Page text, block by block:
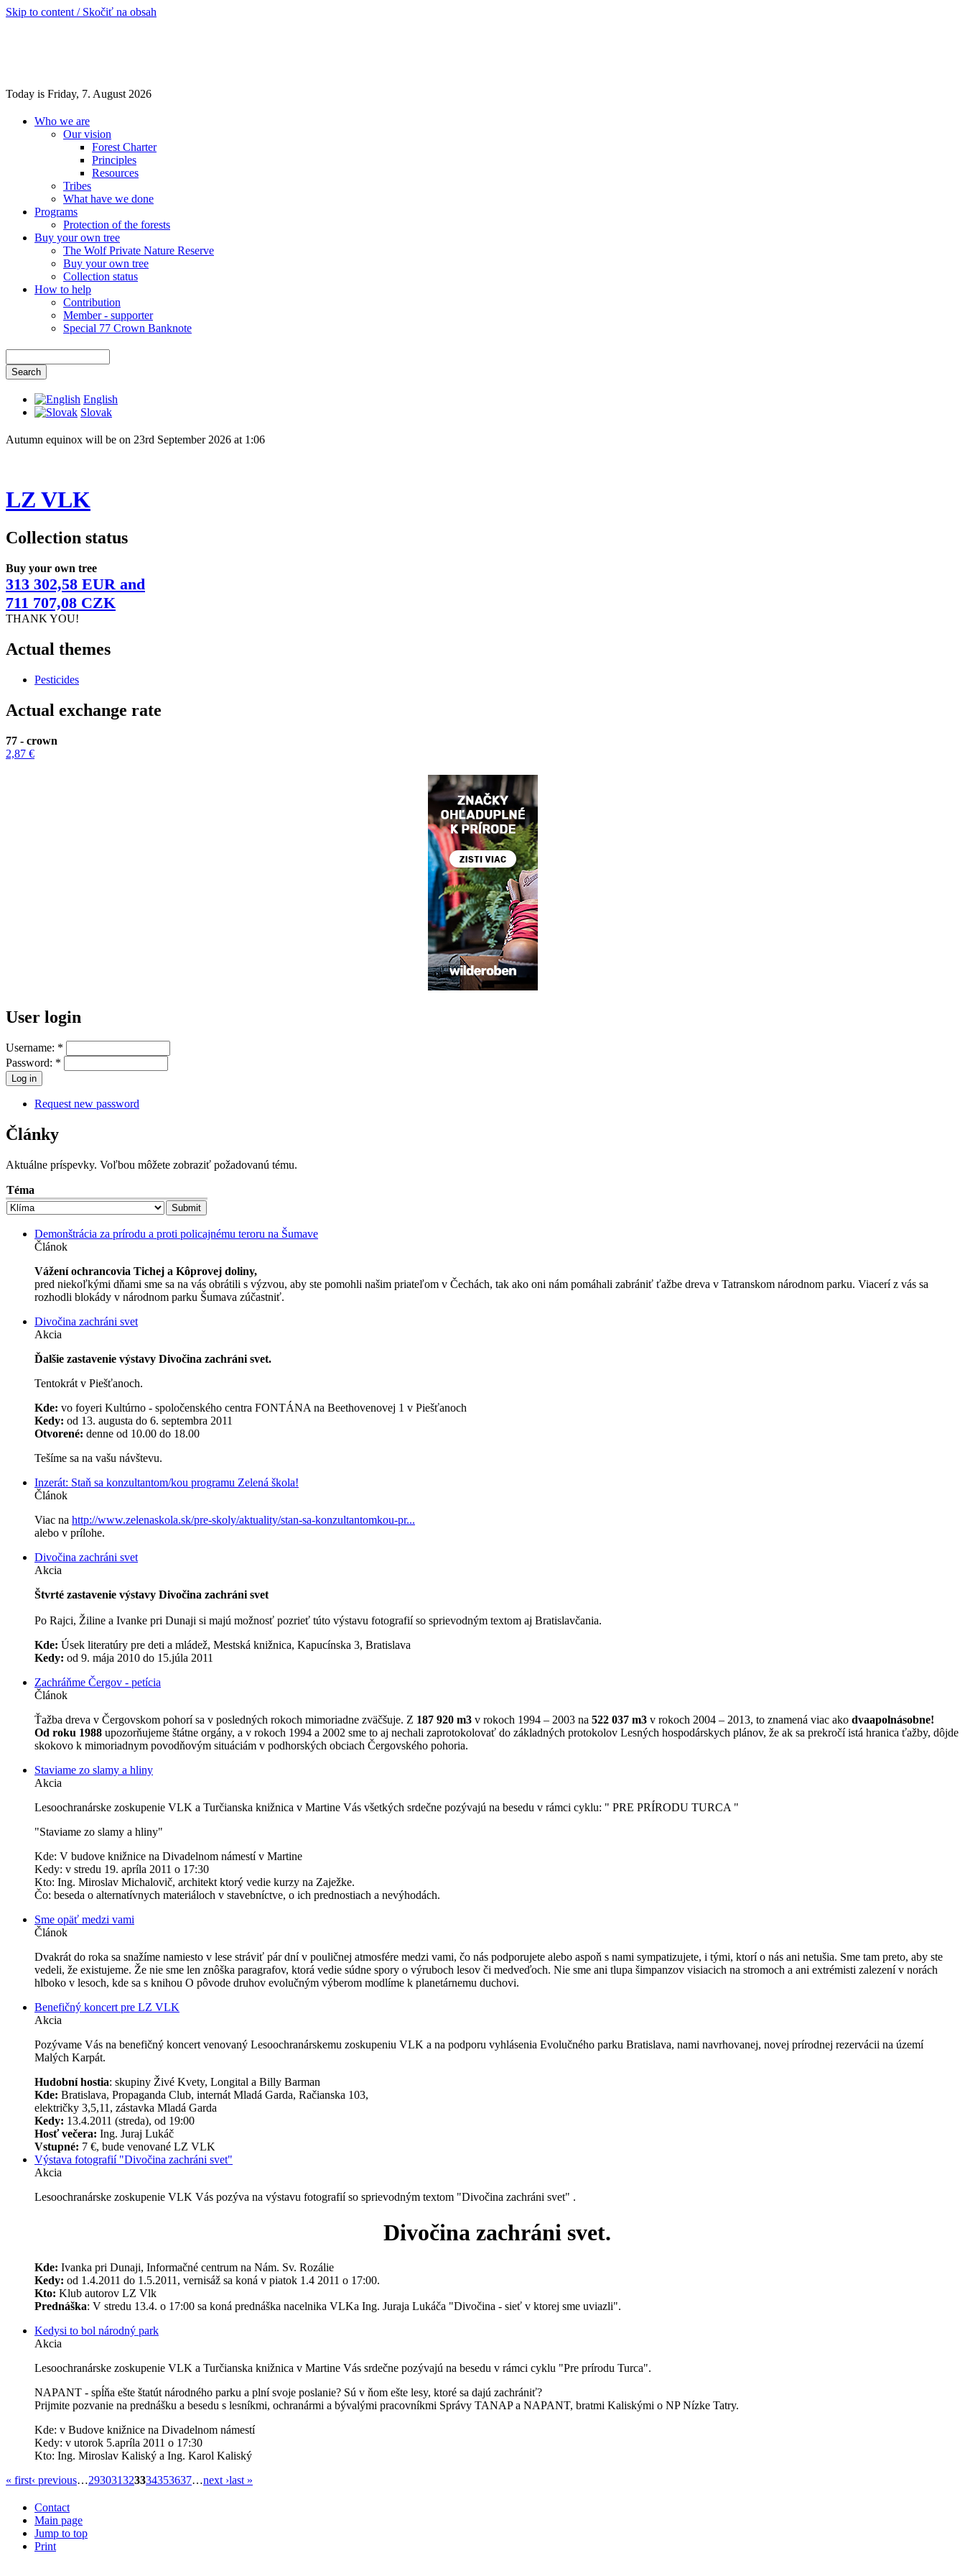
Skip to content / Skočiť na obsah
Today is Friday, 7. August 2026
Who we are
Our vision
Forest Charter
Principles
Resources
Tribes
What have we done
Programs
Protection of the forests
Buy your own tree
The Wolf Private Nature Reserve
Buy your own tree
Collection status
How to help
Contribution
Member - supporter
Special 77 Crown Banknote
English
Slovak
Autumn equinox will be on 23rd September 2026 at 1:06
LZ VLK
Collection status
Buy your own tree
313 302,58 EUR and
711 707,08 CZK
THANK YOU!
Actual themes
Pesticides
Actual exchange rate
77 - crown
2,87 €
User login
Username: *
Password: *
Request new password
Články
Aktuálne príspevky. Voľbou môžete zobraziť požadovanú tému.
Téma
Demonštrácia za prírodu a proti policajnému teroru na Šumave
Článok
Vážení ochrancovia Tichej a Kôprovej doliny,
pred niekoľkými dňami sme sa na vás obrátili s výzvou, aby ste pomohli našim priateľom v Čechách, tak ako oni nám pomáhali zabrániť ťažbe dreva v Tatranskom národnom parku. Viacerí z vás sa
rozhodli blokády v národnom parku Šumava zúčastniť.
Divočina zachráni svet
Akcia
Ďalšie zastavenie výstavy Divočina zachráni svet.
Tentokrát v Piešťanoch.
Kde: vo foyeri Kultúrno - spoločenského centra FONTÁNA na Beethovenovej 1 v Piešťanoch
Kedy: od 13. augusta do 6. septembra 2011
Otvorené: denne od 10.00 do 18.00
Tešíme sa na vašu návštevu.
Inzerát: Staň sa konzultantom/kou programu Zelená škola!
Článok
Viac na http://www.zelenaskola.sk/pre-skoly/aktuality/stan-sa-konzultantomkou-pr...
alebo v prílohe.
Divočina zachráni svet
Akcia
Štvrté zastavenie výstavy Divočina zachráni svet
Po Rajci, Žiline a Ivanke pri Dunaji si majú možnosť pozrieť túto výstavu fotografií so sprievodným textom aj Bratislavčania.
Kde: Úsek literatúry pre deti a mládež, Mestská knižnica, Kapucínska 3, Bratislava
Kedy: od 9. mája 2010 do 15.júla 2011
Zachráňme Čergov - petícia
Článok
Ťažba dreva v Čergovskom pohorí sa v posledných rokoch mimoriadne zväčšuje. Z 187 920 m3 v rokoch 1994 – 2003 na 522 037 m3 v rokoch 2004 – 2013, to znamená viac ako dvaapolnásobne!
Od roku 1988 upozorňujeme štátne orgány, a v rokoch 1994 a 2002 sme to aj nechali zaprotokolovať do základných protokolov Lesných hospodárskych plánov, že ak sa prekročí istá hranica ťažby, dôjde
skokovo k mimoriadnym povodňovým situáciám v podhorských obciach Čergovského pohoria.
Staviame zo slamy a hliny
Akcia
Lesoochranárske zoskupenie VLK a Turčianska knižnica v Martine Vás všetkých srdečne pozývajú na besedu v rámci cyklu: " PRE PRÍRODU TURCA "
"Staviame zo slamy a hliny"
Kde: V budove knižnice na Divadelnom námestí v Martine
Kedy: v stredu 19. apríla 2011 o 17:30
Kto: Ing. Miroslav Michalovič, architekt ktorý vedie kurzy na Zaježke.
Čo: beseda o alternatívnych materiáloch v stavebníctve, o ich prednostiach a nevýhodách.
Sme opäť medzi vami
Článok
Dvakrát do roka sa snažíme namiesto v lese stráviť pár dní v pouličnej atmosfére medzi vami, čo nás podporujete alebo aspoň s nami sympatizujete, i tými, ktorí o nás ani netušia. Sme tam preto, aby ste
vedeli, že existujeme. Že nie sme len znôška paragrafov, ktorá vedie súdne spory o výruboch lesov či medveďoch. Nie sme ani tlupa šimpanzov visiacich na stromoch a ani extrémisti zalezení v norách
hlboko v lesoch, kde sa s knihou O pôvode druhov evolučným výberom modlíme k planetárnemu duchovi.
Benefičný koncert pre LZ VLK
Akcia
Pozývame Vás na benefičný koncert venovaný Lesoochranárskemu zoskupeniu VLK a na podporu vyhlásenia Evolučného parku Bratislava, nami navrhovanej, novej prírodnej rezervácii na území
Malých Karpát.
Hudobní hostia: skupiny Živé Kvety, Longital a Billy Barman
Kde: Bratislava, Propaganda Club, internát Mladá Garda, Račianska 103,
električky 3,5,11, zástavka Mladá Garda
Kedy: 13.4.2011 (streda), od 19:00
Hosť večera: Ing. Juraj Lukáč
Vstupné: 7 €, bude venované LZ VLK
Výstava fotografií "Divočina zachráni svet"
Akcia
Lesoochranárske zoskupenie VLK Vás pozýva na výstavu fotografií so sprievodným textom "Divočina zachráni svet" .
Divočina zachráni svet.
Kde: Ivanka pri Dunaji, Informačné centrum na Nám. Sv. Rozálie
Kedy: od 1.4.2011 do 1.5.2011, vernisáž sa koná v piatok 1.4 2011 o 17:00.
Kto: Klub autorov LZ Vlk
Prednáška: V stredu 13.4. o 17:00 sa koná prednáška nacelnika VLKa Ing. Juraja Lukáča "Divočina - sieť v ktorej sme uviazli".
Kedysi to bol národný park
Akcia
Lesoochranárske zoskupenie VLK a Turčianska knižnica v Martine Vás srdečne pozývajú na besedu v rámci cyklu "Pre prírodu Turca".
NAPANT - spĺňa ešte štatút národného parku a plní svoje poslanie? Sú v ňom ešte lesy, ktoré sa dajú zachrániť?
Prijmite pozvanie na prednášku a besedu s lesníkmi, ochranármi a bývalými pracovníkmi Správy TANAP a NAPANT, bratmi Kaliskými o NP Nízke Tatry.
Kde: v Budove knižnice na Divadelnom námestí
Kedy: v utorok 5.apríla 2011 o 17:30
Kto: Ing. Miroslav Kaliský a Ing. Karol Kaliský
« first‹ previous…293031323334353637…next ›last »
Contact
Main page
Jump to top
Print